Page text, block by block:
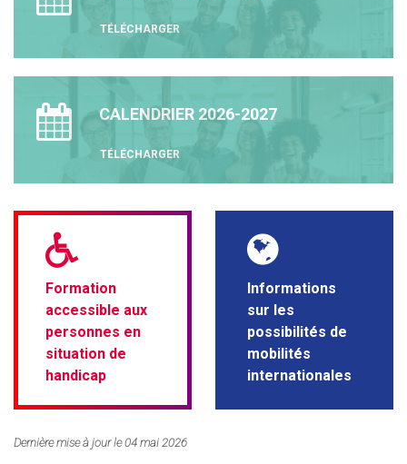
TÉLÉCHARGER
CALENDRIER 2026-2027
TÉLÉCHARGER
Formation
accessible aux
personnes en
situation de
handicap
Informations
sur les
possibilités de
mobilités
internationales
Dernière mise à jour le 04 mai 2026